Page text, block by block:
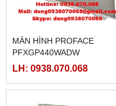
MÀN HÌNH PROFACE
PFXGP440WADW
LH: 0938.070.068